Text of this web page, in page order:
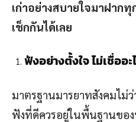
เก่าอย่างสบายใจมาฝาก
เช็กกันได้เลย
ฟังอย่างตั้งใจ ไม่เชื่ออะ
มาตรฐานมารยาทสังคมไม่
ฟังที่ดีควรอยู่ในพื้นฐานขอ